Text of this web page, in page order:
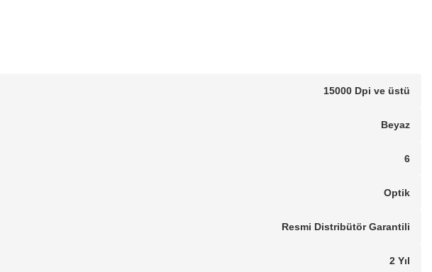
15000 Dpi ve üstü
Beyaz
6
Optik
Resmi Distribütör Garantili
2 Yıl